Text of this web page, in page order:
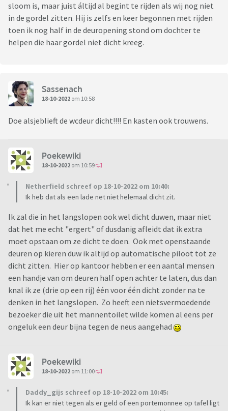
sloom is, maar juist áltijd al begint te rijden als wij nog niet
in de gordel zitten. Hij is zelfs en keer begonnen met rijden
toen ik nog half in de deuropening stond om dochter te
helpen die haar gordel niet dicht kreeg.
Sassenach
18-10-2022 om 10:58
Doe alsjeblieft de wcdeur dicht!!!! En kasten ook trouwens.
Poekewiki
18-10-2022 om 10:59
Netherfield schreef op 18-10-2022 om 10:40:
Ik heb dat als een lade net niet helemaal dicht zit.
Ik zal die in het langslopen ook wel dicht duwen, maar niet
dat het me echt "ergert" of dusdanig afleidt dat ik extra
moet opstaan om ze dicht te doen. Ook met openstaande
deuren op kieren duw ik altijd op automatische piloot tot ze
dicht zitten. Hier op kantoor hebben er een aantal mensen
een handje van om deuren half open achter te laten, dus dan
knal ik ze (drie op een rij) één voor één dicht zonder na te
denken in het langslopen. Zo heeft een nietsvermoedende
bezoeker die uit het mannentoilet wilde komen al eens per
ongeluk een deur bijna tegen de neus aangehad
Poekewiki
18-10-2022 om 11:00
Daddy_gijs schreef op 18-10-2022 om 10:45:
Ik kan er niet tegen als er geld of een portemonnee op tafel ligt